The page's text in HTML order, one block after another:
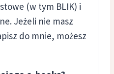
(w tym BLIK) i
Jeżeli nie masz
do mnie, możesz